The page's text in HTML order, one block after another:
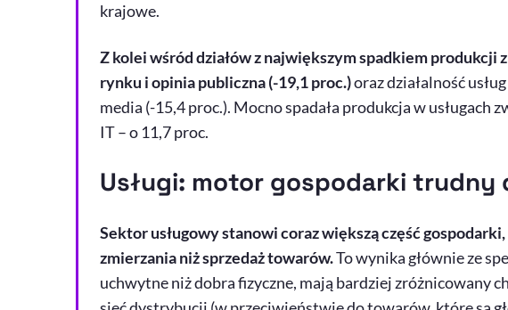
krajowe.
Z kolei wśród działów z największym spadkiem produkcji
rynku i opinia publiczna (-19,1 proc.)oraz działalność
media (-15,4 proc.). Mocno spadała produkcja w usługach
IT – o 11,7 proc.
Usługi: motor gospodarki trudny
Sektor usługowy stanowi coraz większą część
zmierzania niż sprzedaż towarów.To wynika głównie ze
uchwytne niż dobra fizyczne, mają bardziej zróżnicowany